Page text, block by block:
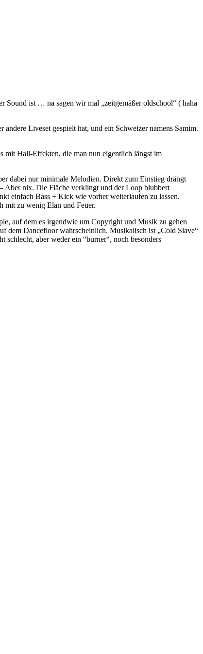
Sound ist … na sagen wir mal „zeitgemäßer oldschool“ ( haha
Liveset gespielt hat, und ein Schweizer namens Samim.
mit Hall-Effekten, die man nun eigentlich längst im
dabei nur minimale Melodien. Direkt zum Einstieg drängt
Aber nix. Die Fläche verklingt und der Loop blubbert
einfach Bass + Kick wie vorher weiterlaufen zu lassen.
mit zu wenig Elan und Feuer.
auf dem es irgendwie um Copyright und Musik zu gehen
dem Dancefloor wahrscheinlich. Musikalisch ist „Cold Slave“
aber weder ein “burner“, noch besonders